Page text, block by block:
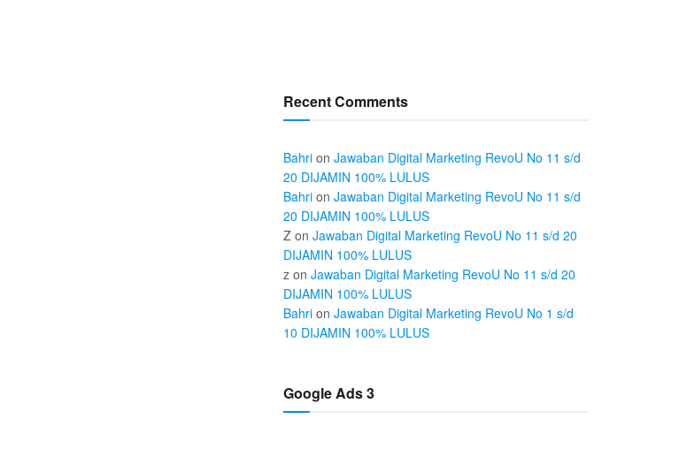
Recent Comments
Bahri on Jawaban Digital Marketing RevoU No 11 s/d
20 DIJAMIN 100% LULUS
Bahri on Jawaban Digital Marketing RevoU No 11 s/d
20 DIJAMIN 100% LULUS
Z on Jawaban Digital Marketing RevoU No 11 s/d 20
DIJAMIN 100% LULUS
z on Jawaban Digital Marketing RevoU No 11 s/d 20
DIJAMIN 100% LULUS
Bahri on Jawaban Digital Marketing RevoU No 1 s/d
10 DIJAMIN 100% LULUS
Google Ads 3